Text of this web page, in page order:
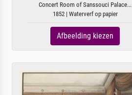
Concert Room of Sanssouci Palace...
1852 | Waterverf op papier
Afbeelding kiezen